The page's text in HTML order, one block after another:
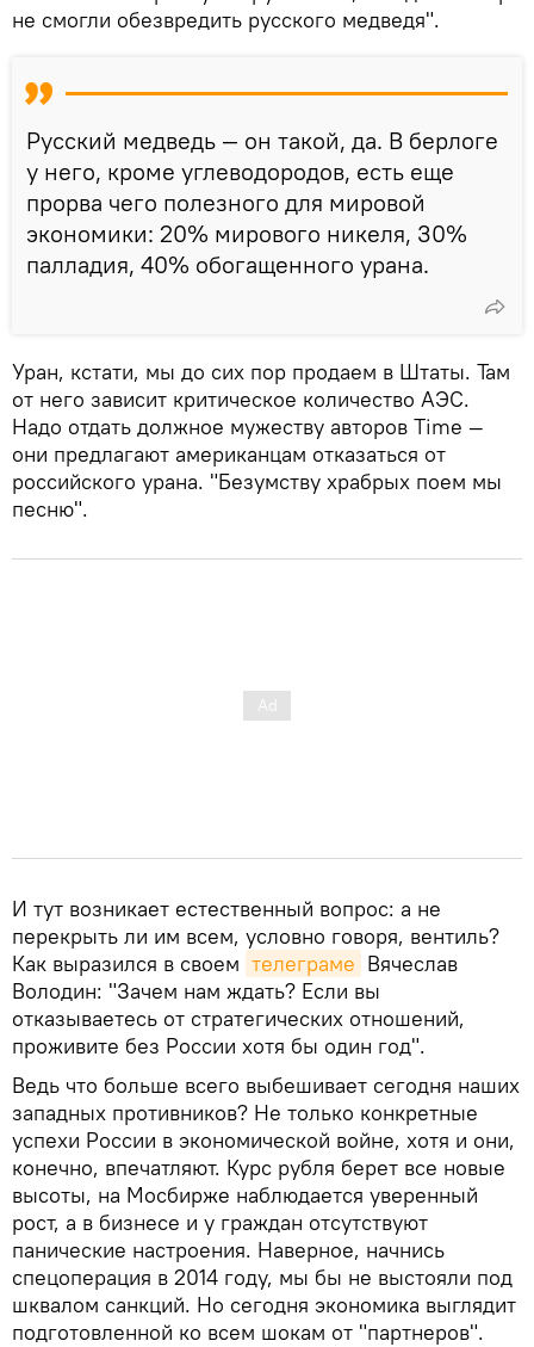
не смогли обезвредить русского медведя".
Русский медведь — он такой, да. В берлоге
у него, кроме углеводородов, есть еще
прорва чего полезного для мировой
экономики: 20% мирового никеля, 30%
палладия, 40% обогащенного урана.
Уран, кстати, мы до сих пор продаем в Штаты. Там
от него зависит критическое количество АЭС.
Надо отдать должное мужеству авторов Time —
они предлагают американцам отказаться от
российского урана. "Безумству храбрых поем мы
песню".
И тут возникает естественный вопрос: а не
перекрыть ли им всем, условно говоря, вентиль?
Как выразился в своем телеграме Вячеслав
Володин: "Зачем нам ждать? Если вы
отказываетесь от стратегических отношений,
проживите без России хотя бы один год".
Ведь что больше всего выбешивает сегодня наших
западных противников? Не только конкретные
успехи России в экономической войне, хотя и они,
конечно, впечатляют. Курс рубля берет все новые
высоты, на Мосбирже наблюдается уверенный
рост, а в бизнесе и у граждан отсутствуют
панические настроения. Наверное, начнись
спецоперация в 2014 году, мы бы не выстояли под
шквалом санкций. Но сегодня экономика выглядит
подготовленной ко всем шокам от "партнеров".